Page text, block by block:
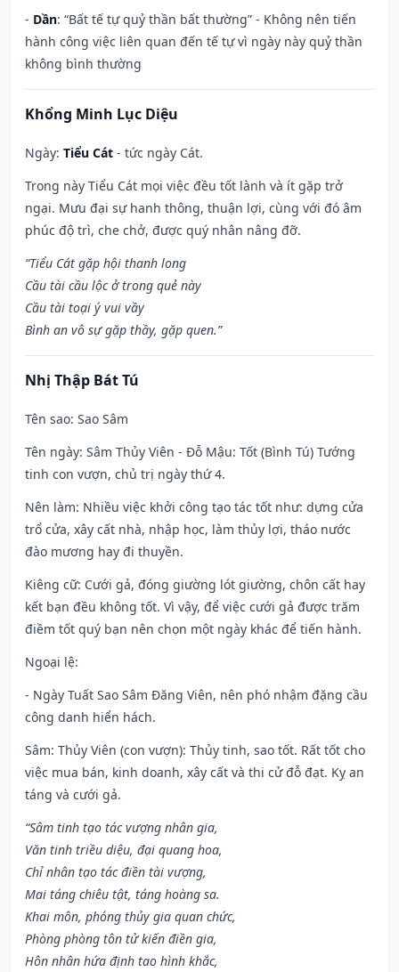
- Dần: “Bất tế tự quỷ thần bất thường” - Không nên tiến
hành công việc liên quan đến tế tự vì ngày này quỷ thần
không bình thường
Khổng Minh Lục Diệu
Ngày: Tiểu Cát - tức ngày Cát.
Trong này Tiểu Cát mọi việc đều tốt lành và ít gặp trở
ngại. Mưu đại sự hanh thông, thuận lợi, cùng với đó âm
phúc độ trì, che chở, được quý nhân nâng đỡ.
“Tiểu Cát gặp hội thanh long
Cầu tài cầu lộc ở trong quẻ này
Cầu tài toại ý vui vầy
Bình an vô sự gặp thầy, gặp quen.”
Nhị Thập Bát Tú
Tên sao: Sao Sâm
Tên ngày: Sâm Thủy Viên - Đỗ Mậu: Tốt (Bình Tú) Tướng
tinh con vượn, chủ trị ngày thứ 4.
Nên làm: Nhiều việc khởi công tạo tác tốt như: dựng cửa
trổ cửa, xây cất nhà, nhập học, làm thủy lợi, tháo nước
đào mương hay đi thuyền.
Kiêng cữ: Cưới gả, đóng giường lót giường, chôn cất hay
kết bạn đều không tốt. Vì vậy, để việc cưới gả được trăm
điềm tốt quý bạn nên chọn một ngày khác để tiến hành.
Ngoại lệ:
- Ngày Tuất Sao Sâm Đăng Viên, nên phó nhậm đặng cầu
công danh hiển hách.
Sâm: Thủy Viên (con vượn): Thủy tinh, sao tốt. Rất tốt cho
việc mua bán, kinh doanh, xây cất và thi cử đỗ đạt. Kỵ an
táng và cưới gả.
“Sâm tinh tạo tác vượng nhân gia,
Văn tinh triều diệu, đại quang hoa,
Chỉ nhân tạo tác điền tài vượng,
Mai táng chiêu tật, táng hoàng sa.
Khai môn, phóng thủy gia quan chức,
Phòng phòng tôn tử kiến điền gia,
Hôn nhân hứa định tao hình khắc,